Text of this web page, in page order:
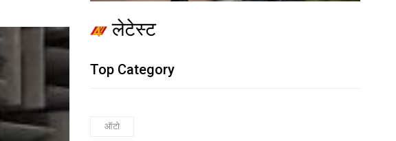
लेटेस्ट
Top Category
ऑटो